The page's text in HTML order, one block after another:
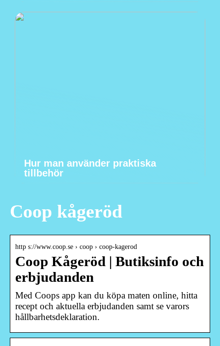
Hur man använder praktiska
tillbehör
Coop kågeröd
http s://www.coop.se › coop › coop-kagerod
Coop Kågeröd | Butiksinfo och
erbjudanden
Med Coops app kan du köpa maten online, hitta
recept och aktuella erbjudanden samt se varors
hållbarhetsdeklaration.